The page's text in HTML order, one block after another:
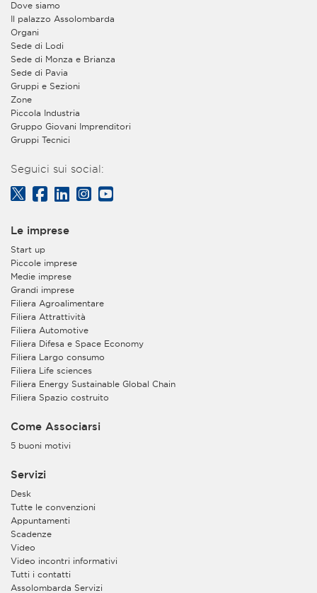
Dove siamo
Il palazzo Assolombarda
Organi
Sede di Lodi
Sede di Monza e Brianza
Sede di Pavia
Gruppi e Sezioni
Zone
Piccola Industria
Gruppo Giovani Imprenditori
Gruppi Tecnici
Seguici sui social:
Le imprese
Start up
Piccole imprese
Medie imprese
Grandi imprese
Filiera Agroalimentare
Filiera Attrattività
Filiera Automotive
Filiera Difesa e Space Economy
Filiera Largo consumo
Filiera Life sciences
Filiera Energy Sustainable Global Chain
Filiera Spazio costruito
Come Associarsi
5 buoni motivi
Servizi
Desk
Tutte le convenzioni
Appuntamenti
Scadenze
Video
Video incontri informativi
Tutti i contatti
Assolombarda Servizi